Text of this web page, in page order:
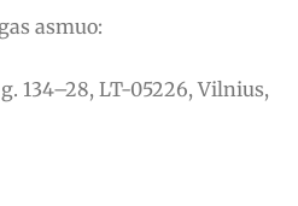
asmuo:
134–28, LT-05226, Vilnius,